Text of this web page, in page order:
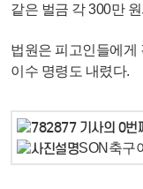
같은 벌금 각 300만
법원은 피고인들에게
이수 명령도 내렸다.
SON축구